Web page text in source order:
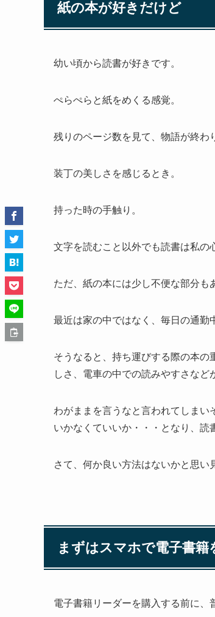
紙の本が好きだけど
幼い頃から読書が好きです。
ぺらぺらと紙をめくる感覚。
残りのページ数を見て、物語が終わ
装丁の美しさを感じるとき。
持った時の手触り。
文字を読むこと以外でも読書は私の
ただ、紙の本には少し不便な部分も
最近は家の中ではなく、毎日の通勤
そうなると、持ち運びする際の本
しさ、電車の中での読みやすさなど
わがままを言うなと言われてしまい
いかなくていいか・・・となり、読
さて、何か良い方法はないかと思い
まずはスマホで電子書籍
電子書籍リーダーを購入する前に、